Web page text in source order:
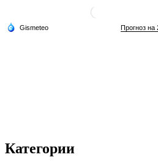
Категории